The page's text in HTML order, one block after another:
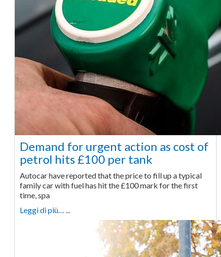
Demand for urgent action as cost of
petrol hits £100 per tank
Autocar have reported that the price to fill up a typical
family car with fuel has hit the £100 mark for the first
time, spa
Leggi di più… ...